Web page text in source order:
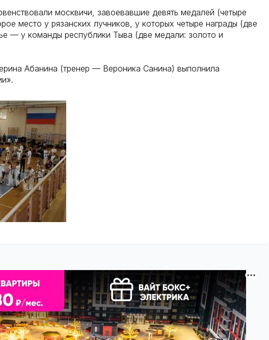
москвичи, завоевавшие девять медалей (четыре
место у рязанских лучников, у которых четыре награды (две
— у команды республики Тыва (две медали: золото и
Абанина (тренер — Вероника Санина) выполнила